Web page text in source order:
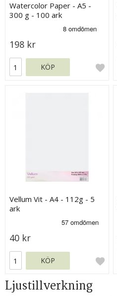
Watercolor Paper - A5 -
300 g - 100 ark
198 kr
KÖP
Vellum Vit - A4 - 112g - 5
ark
40 kr
KÖP
Ljustillverkning